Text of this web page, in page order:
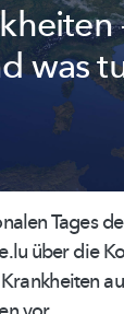
was
Tages
über die